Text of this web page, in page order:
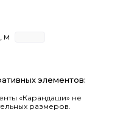
м
элементов:
«Карандаши» не
размеров.